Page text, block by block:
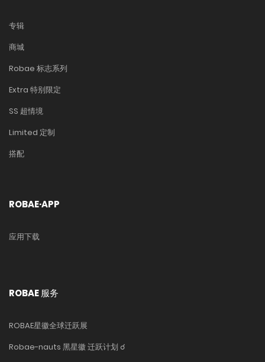
专辑
商城
Robae 标志系列
Extra 特别限定
SS 超情境
Limited 定制
搭配
ROBAE·APP
应用下载
ROBAE 服务
ROBAE星徽全球迁跃展
Robae-nauts 黑星徽 迁跃计划 ☌